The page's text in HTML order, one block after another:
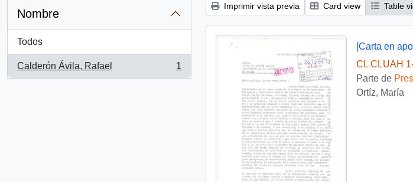
Nombre
Todos
Calderón Ávila, Rafael
, 1 resultados
1
Imprimir vista previa Card view Table
[Carta en
CL CLUAH
Parte de
Ortíz, María